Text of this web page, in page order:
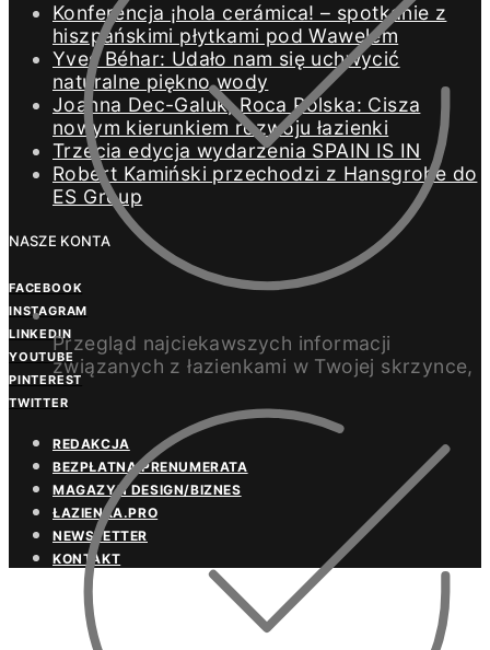
Konferencja ¡hola cerámica! – spotkanie z
hiszpańskimi płytkami pod Wawelem
Yves Béhar: Udało nam się uchwycić
naturalne piękno wody
Joanna Dec-Galuk, Roca Polska: Cisza
nowym kierunkiem rozwoju łazienki
Trzecia edycja wydarzenia SPAIN IS IN
Robert Kamiński przechodzi z Hansgrohe do
ES Group
NASZE KONTA
FACEBOOK
INSTAGRAM
LINKEDIN
YOUTUBE
PINTEREST
TWITTER
REDAKCJA
BEZPŁATNA PRENUMERATA
MAGAZYN DESIGN/BIZNES
ŁAZIENKA.PRO
NEWSLETTER
KONTAKT
Przegląd najciekawszych informacji
związanych z łazienkami w Twojej skrzynce,